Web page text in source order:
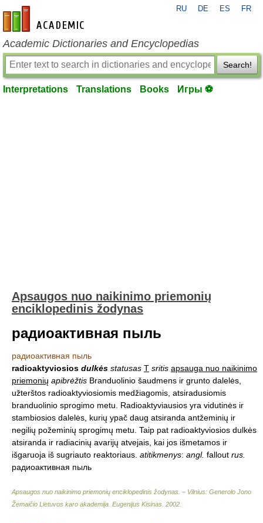
en-academic.com
RU DE ES FR
Academic Dictionaries and Encyclopedias
Search!
Interpretations Translations Books Игры ⚽
Apsaugos nuo naikinimo priemonių
enciklopedinis žodynas
радиоактивная пыль
радиоактивная пыль
radioaktyviosios dulkės statusas T sritis apsauga nuo naikinimo
priemonių apibrėžtis Branduolinio šaudmens ir grunto dalelės,
užterštos radioaktyviosiomis medžiagomis, atsiradusiomis
branduolinio sprogimo metu. Radioaktyviausios yra vidutinės ir
stambiosios dalelės, kurių ypač daug atsiranda antžeminių ir
negilių požeminių sprogimų metu. Taip pat radioaktyviosios dulkės
atsiranda ir radiacinių avarijų atvejais, kai jos išmetamos ir
išgaruoja iš sugriauto reaktoriaus. atitikmenys: angl. fallout rus.
радиоактивная пыль
Apsaugos nuo naikinimo priemonių enciklopedinis žodynas. – Vilnius: Generolo Jono
Žemaičio Lietuvos karo akademija Eugenijus Kisinas 2002